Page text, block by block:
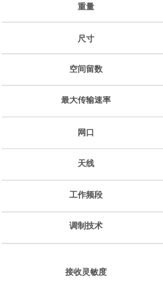
重量
尺寸
空间留数
最大传输速率
网口
天线
工作频段
调制技术
接收灵敏度